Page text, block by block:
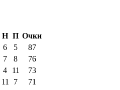
Н П Очки
6 5
87
7 8
76
4 11
73
11 7
71